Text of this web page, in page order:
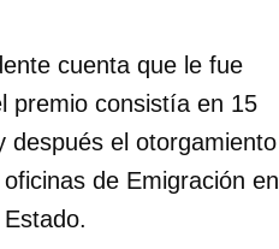
cuenta que le fue
premio consistía en 15
después el otorgamiento
de Emigración en